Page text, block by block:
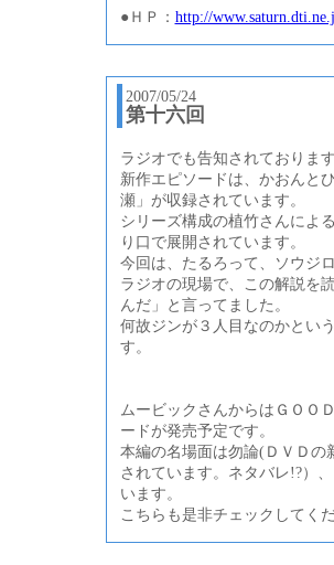
●ＨＰ： http://
2007/05/24
第十六回
ラジオでも告知されておりま
新作エピソードは、かおんと
瀬」が収録されています。
シリーズ構成の植竹さんによ
り口で展開されています。
今回は、たるろって、ソウジ
ラジオの現場で、この解説を
んだ」と言ってました。
何故ジンが３人目なのかとい
す。
ムービックさんからはＧＯＯ
ードが発売予定です。
本編の名場面は勿論(ＤＶＤの
されています。ネタバレ!?）
います。
こちらも是非チェックしてく